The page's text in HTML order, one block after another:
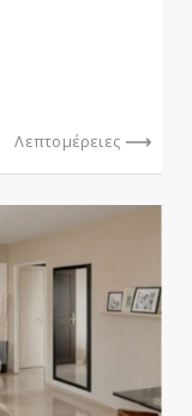
Λεπτομέρειες